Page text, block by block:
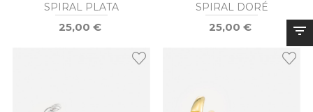
SPIRAL PLATA
25,00 €
SPIRAL DORÉ
25,00 €